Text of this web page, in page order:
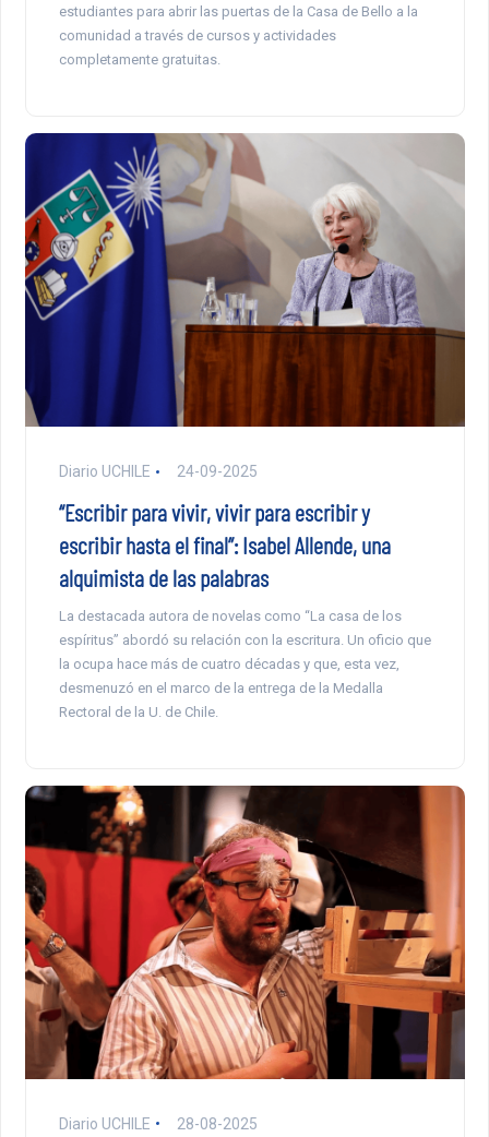
estudiantes para abrir las puertas de la Casa de Bello a la
comunidad a través de cursos y actividades
completamente gratuitas.
Diario UCHILE 24-09-2025
“Escribir para vivir, vivir para escribir y
escribir hasta el final”: Isabel Allende, una
alquimista de las palabras
La destacada autora de novelas como “La casa de los
espíritus” abordó su relación con la escritura. Un oficio que
la ocupa hace más de cuatro décadas y que, esta vez,
desmenuzó en el marco de la entrega de la Medalla
Rectoral de la U. de Chile.
Diario UCHILE 28-08-2025